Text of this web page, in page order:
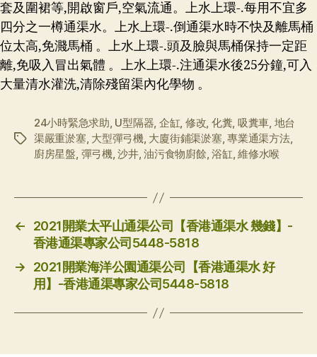
套及圍裙等,開啟窗戶,空氣流通。上水上環-.每用不宜多
四分之一樽通渠水。上水上環-.倒通渠水時不快及離馬桶
位太高,免濺馬桶 。上水上環-.頭及臉與馬桶保持一定距
離,免吸入冒出氣體 。上水上環-.注通渠水後25分鐘,可入
大量清水灌洗,清除殘留渠內化學物 。
标
24小時緊急求助, U型隔器, 企缸, 修改, 化糞, 吸糞車, 地台
渠嚴重淤塞, 大型彈弓機, 大廈街鋪渠淤塞,專業通渠方法,
廚房星盤, 彈弓機,沙井,油污食物廚餘,浴缸,維修水喉
←
2021開業太平山通渠公司【香港通渠水 幾錢】-
香港通渠專家公司5448-5818
→
2021開業海洋公園通渠公司【香港通渠水 好
用】-香港通渠專家公司5448-5818